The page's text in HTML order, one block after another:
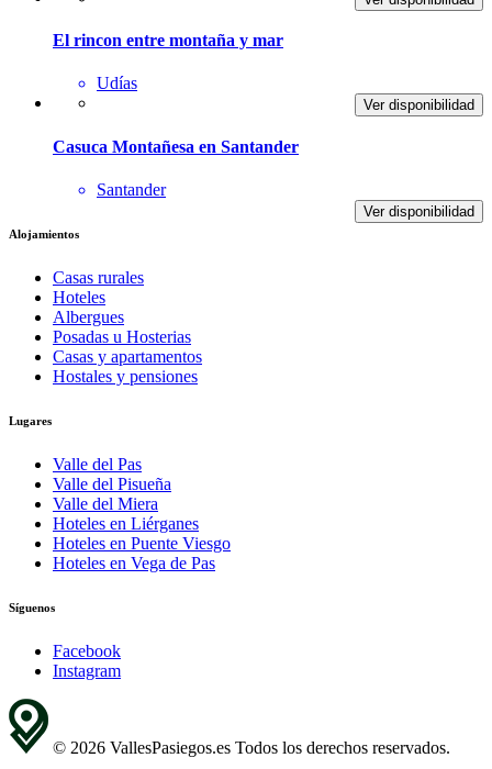
El rincon entre montaña y mar
Udías
Ver disponibilidad
Casuca Montañesa en Santander
Santander
Ver disponibilidad
Alojamientos
Casas rurales
Hoteles
Albergues
Posadas u Hosterias
Casas y apartamentos
Hostales y pensiones
Lugares
Valle del Pas
Valle del Pisueña
Valle del Miera
Hoteles en Liérganes
Hoteles en Puente Viesgo
Hoteles en Vega de Pas
Síguenos
Facebook
Instagram
© 2026 VallesPasiegos.es Todos los derechos reservados.